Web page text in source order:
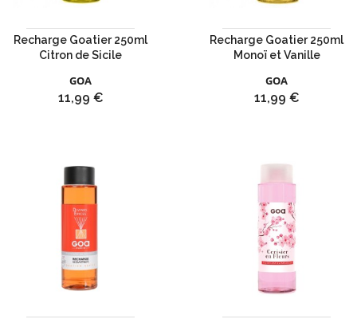
Recharge Goatier 250ml
Citron de Sicile
GOA
Prix
11,99 €
Recharge Goatier 250ml
Monoï et Vanille
GOA
Prix
11,99 €